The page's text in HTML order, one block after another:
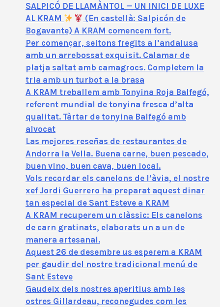
SALPICÓ DE LLAMÀNTOL — UN INICI DE LUXE
AL KRAM
(En castellà: Salpicón de
Bogavante) A KRAM comencem fort.
Per començar, seitons fregits a l’andalusa
amb un arrebossat exquisit. Calamar de
platja saltat amb camagrocs. Completem la
tria amb un turbot a la brasa
A KRAM treballem amb Tonyina Roja Balfegó,
referent mundial de tonyina fresca d’alta
qualitat. Tàrtar de tonyina Balfegó amb
alvocat
Las mejores reseñas de restaurantes de
Andorra la Vella. Buena carne, buen pescado,
buen vino, buen cava, buen local.
Vols recordar els canelons de l’àvia, el nostre
xef Jordi Guerrero ha preparat aquest dinar
tan especial de Sant Esteve a KRAM
A KRAM recuperem un clàssic: Els canelons
de carn gratinats, elaborats un a un de
manera artesanal.
Aquest 26 de desembre us esperem a KRAM
per gaudir del nostre tradicional menú de
Sant Esteve
Gaudeix dels nostres aperitius amb les
ostres Gillardeau, reconegudes com les